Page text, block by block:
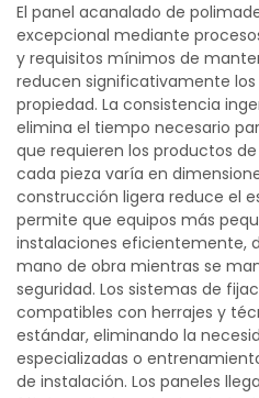
El panel acanalado de
excepcional mediante
y requisitos mínimos de
reducen significativamente
propiedad. La consistencia
elimina el tiempo necesario
que requieren los productos
cada pieza varía en
construcción ligera reduce el
permite que equipos más
instalaciones eficientemente,
mano de obra mientras se
seguridad. Los sistemas de
compatibles con herrajes y
estándar, eliminando la
especializadas o
de instalación. Los paneles